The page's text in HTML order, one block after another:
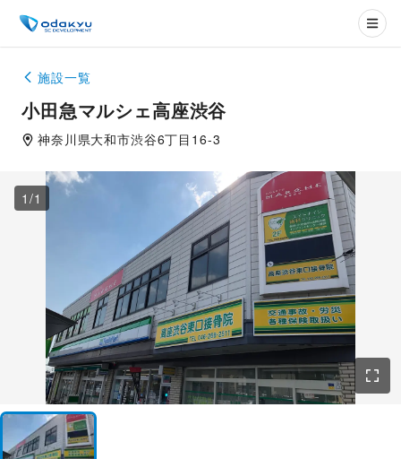
施設一覧
小田急マルシェ高座渋谷
神奈川県大和市渋谷6丁目16-3
1 /1